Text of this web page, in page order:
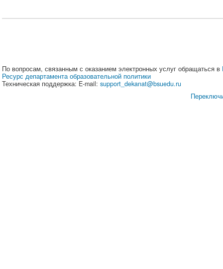
По вопросам, связанным с оказанием электронных услуг обращаться в
Ресурс департамента образовательной политики
Техническая поддержка: E-mail: support_dekanat@bsuedu.ru